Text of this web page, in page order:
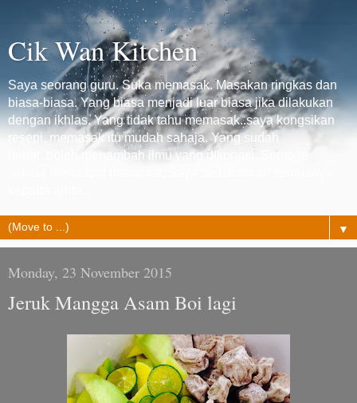
Cik Wan Kitchen
Saya seorang guru. Suka memasak. Masakan ringkas dan
biasa-biasa. Yang biasa menjadi luar biasa jika dilakukan
dengan ikhlas. Yang tidak tahu memasak..saya kongsikan
resepi, memasak itu mudah sahaja. Yang sudah
hebat..boleh menambah ilmu yang dikongsi. Semoga
▼
Monday, 23 November 2015
Jeruk Mangga Asam Boi lagi